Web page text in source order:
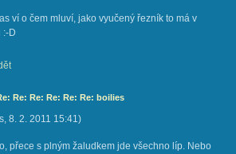
ví o čem mluví, jako vyučený řezník to má v
:-D
Re: Re: Re: Re: Re: boilies
, 8. 2. 2011 15:41)
přece s plným žaludkem jde všechno líp. Nebo